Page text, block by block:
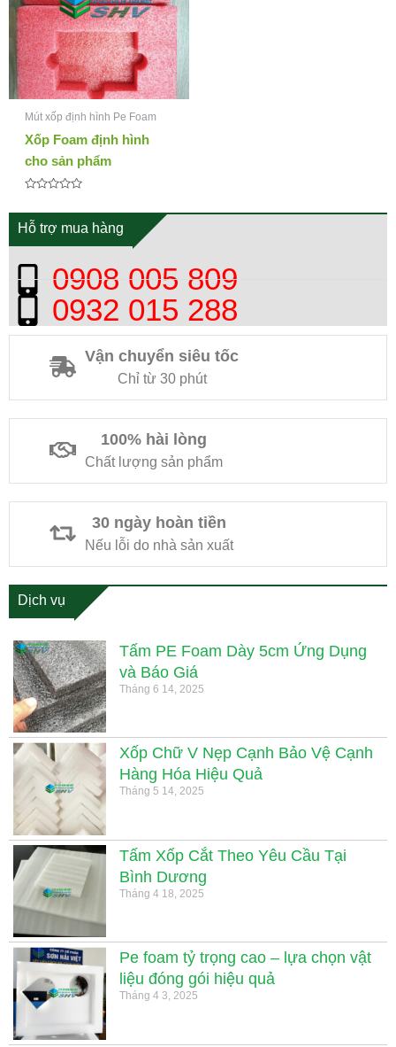
Hỗ trợ mua hàng
0908 005 809
0932 015 288
Vận chuyển siêu tốc
Chỉ từ 30 phút
100% hài lòng
Chất lượng sản phẩm
30 ngày hoàn tiền
Nếu lỗi do nhà sản xuất
Dịch vụ
Tấm PE Foam Dày 5cm Ứng Dụng
và Báo Giá
Tháng 6 14, 2025
Xốp Chữ V Nẹp Cạnh Bảo Vệ Cạnh
Hàng Hóa Hiệu Quả
Tháng 5 14, 2025
Tấm Xốp Cắt Theo Yêu Cầu Tại
Bình Dương
Tháng 4 18, 2025
Pe foam tỷ trọng cao – lựa chọn vật
liệu đóng gói hiệu quả
Tháng 4 3, 2025
Mút xốp định hình Pe Foam
Xốp Foam định hình
cho sản phẩm
xếp
hạng
0